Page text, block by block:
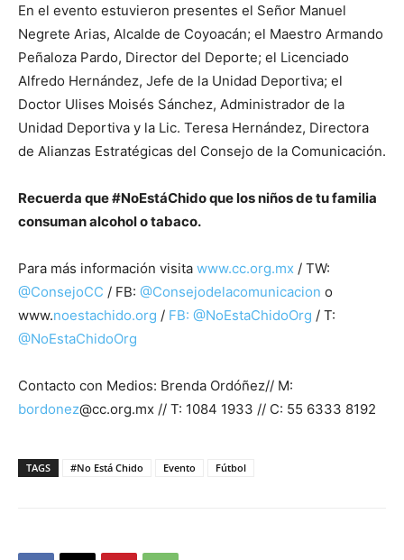
En el evento estuvieron presentes el Señor Manuel
Negrete Arias, Alcalde de Coyoacán; el Maestro Armando
Peñaloza Pardo, Director del Deporte; el Licenciado
Alfredo Hernández, Jefe de la Unidad Deportiva; el
Doctor Ulises Moisés Sánchez, Administrador de la
Unidad Deportiva y la Lic. Teresa Hernández, Directora
de Alianzas Estratégicas del Consejo de la Comunicación.
Recuerda que #NoEstáChido que los niños de tu familia
consuman alcohol o tabaco.
Para más información visita www.cc.org.mx / TW:
@ConsejoCC / FB: @Consejodelacomunicacion o
www.noestachido.org / FB: @NoEstaChidoOrg / T:
@NoEstaChidoOrg
Contacto con Medios: Brenda Ordóñez// M:
bordonez@cc.org.mx // T: 1084 1933 // C: 55 6333 8192
TAGS #No Está Chido Evento Fútbol